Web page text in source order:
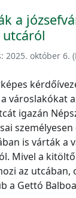
a
utcáról
2025. október 6.
városlakókat
igazán
is várták a
Mivel a
az utcában,
a Gettó